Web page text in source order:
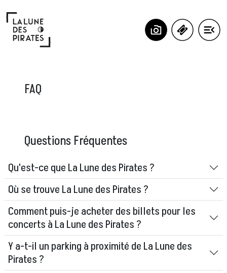
FAQ
Questions Fréquentes
Qu'est-ce que La Lune des Pirates ?
Où se trouve La Lune des Pirates ?
Comment puis-je acheter des billets pour les
concerts à La Lune des Pirates ?
Y a-t-il un parking à proximité de La Lune des
Pirates ?